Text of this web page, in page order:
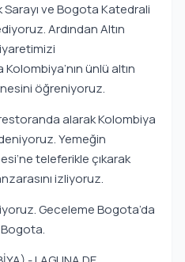
Sarayı ve Bogota Katedrali
Ardından Altın
ünlü altın
öğreniyoruz.
alarak Kolombiya
Yemeğin
teleferikle çıkarak
izliyoruz.
Geceleme Bogota’da
Bogota.